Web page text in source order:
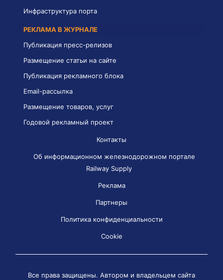
Инфраструктура порта
РЕКЛАМА В ЖУРНАЛЕ
Публикация пресс-релизов
Размещение статьи на сайте
Публикация рекламного блока
Email-рассылка
Размещение товаров, услуг
Годовой рекламный проект
Контакты
Об информационном железнодорожном портале
Railway Supply
Реклама
Партнеры
Политика конфиденциальности
Cookie
Все права защищены. Автором и владельцем сайта